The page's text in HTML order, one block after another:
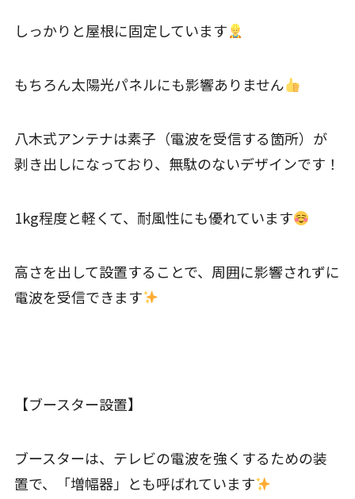
しっかりと屋根に固定しています
もちろん太陽光パネルにも影響ありません
八木式アンテナは素子（電波を受信する箇所）が
剥き出しになっており、無駄のないデザインです！
1kg程度と軽くて、耐風性にも優れています
高さを出して設置することで、周囲に影響されずに
電波を受信できます
【ブースター設置】
ブースターは、テレビの電波を強くするための装
置で、「増幅器」とも呼ばれています